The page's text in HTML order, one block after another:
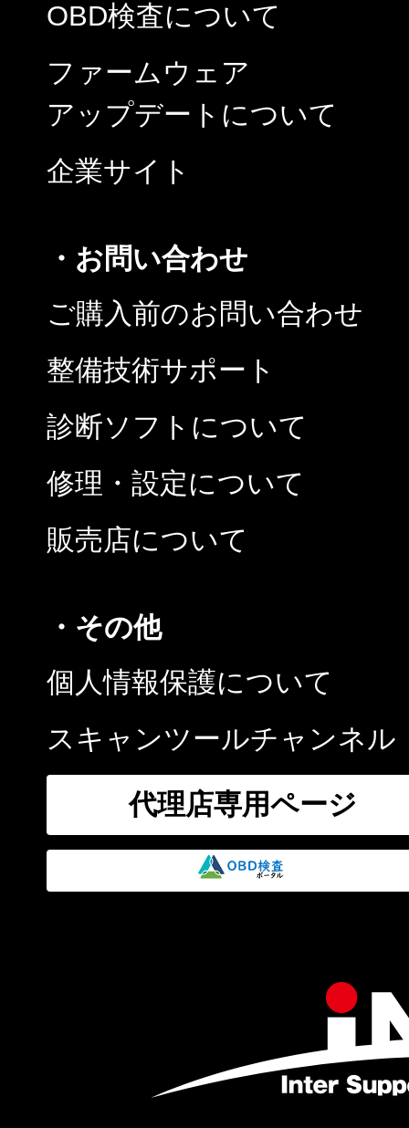
OBD検査について
ファームウェア
アップデートについて
企業サイト
・お問い合わせ
ご購入前のお問い合わせ
整備技術サポート
診断ソフトについて
修理・設定について
販売店について
・その他
個人情報保護について
スキャンツールチャンネル
代理店専用ページ